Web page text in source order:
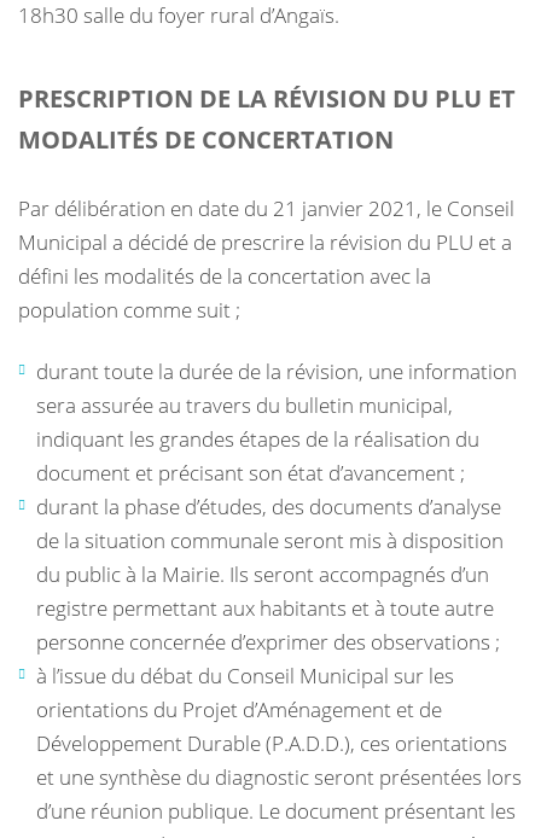
18h30 salle du foyer rural d’Angaïs.
PRESCRIPTION DE LA RÉVISION DU PLU ET
MODALITÉS DE CONCERTATION
Par délibération en date du 21 janvier 2021, le Conseil
Municipal a décidé de prescrire la révision du PLU et a
défini les modalités de la concertation avec la
population comme suit ;
durant toute la durée de la révision, une information
sera assurée au travers du bulletin municipal,
indiquant les grandes étapes de la réalisation du
document et précisant son état d’avancement ;
durant la phase d’études, des documents d’analyse
de la situation communale seront mis à disposition
du public à la Mairie. Ils seront accompagnés d’un
registre permettant aux habitants et à toute autre
personne concernée d’exprimer des observations ;
à l’issue du débat du Conseil Municipal sur les
orientations du Projet d’Aménagement et de
Développement Durable (P.A.D.D.), ces orientations
et une synthèse du diagnostic seront présentées lors
d’une réunion publique. Le document présentant les